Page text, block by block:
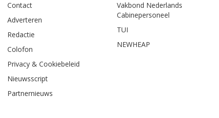
Contact
Adverteren
Redactie
Colofon
Privacy & Cookiebeleid
Nieuwsscript
Partnernieuws
Vakbond Nederlands
Cabinepersoneel
TUI
NEWHEAP